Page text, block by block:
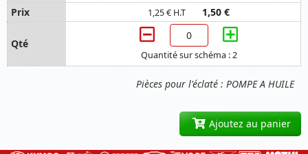
Pièces pour l'éclaté : POMPE A HUILE
1,25 € H.T 1,50 €
Quantité sur schéma : 2
Ajoutez au panier